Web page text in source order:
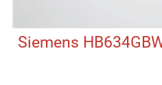
Siemens